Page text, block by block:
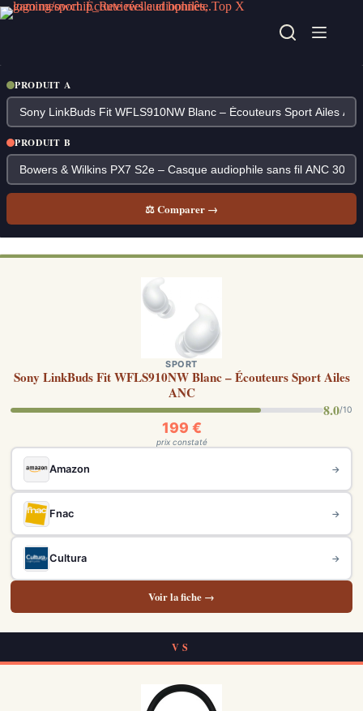
Passer
au
PRODUIT A
PRODUIT B
⚖ Comparer →
SPORT
Sony LinkBuds Fit WFLS910NW Blanc – Écouteurs Sport Ailes
ANC
8.0/10
199 €
prix constaté
Amazon →
Fnac →
Cultura →
Voir la fiche →
VS